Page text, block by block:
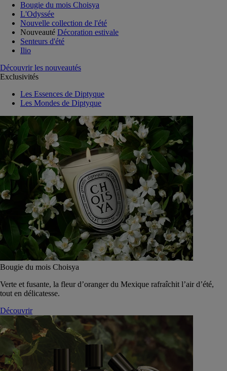
Bougie du mois Choisya
L'Odyssée
Nouvelle collection de l'été
Nouveauté Décoration estivale
Senteurs d'été
Ilio
Découvrir les nouveautés
Exclusivités
Les Essences de Diptyque
Les Mondes de Diptyque
Bougie du mois Choisya
Verte et fusante, la fleur d’oranger du Mexique rafraîchit l’air d’été,
tout en délicatesse.
Découvrir